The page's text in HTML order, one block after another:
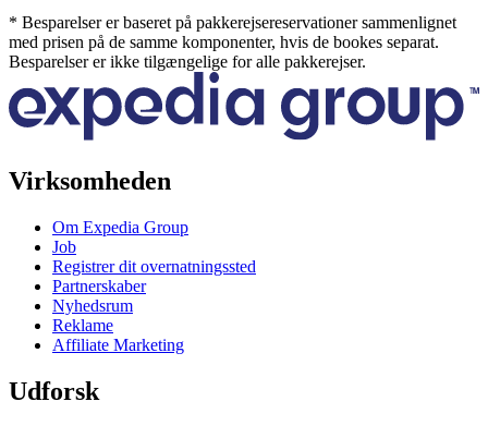
* Besparelser er baseret på pakkerejsereservationer sammenlignet
med prisen på de samme komponenter, hvis de bookes separat.
Besparelser er ikke tilgængelige for alle pakkerejser.
Virksomheden
Om Expedia Group
Job
Registrer dit overnatningssted
Partnerskaber
Nyhedsrum
Reklame
Affiliate Marketing
Udforsk